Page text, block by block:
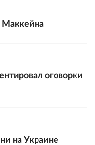
Маккейна
оговорки
на Украине